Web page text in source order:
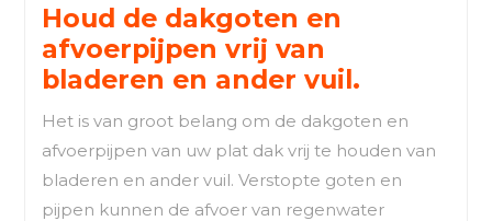
Houd de dakgoten en
afvoerpijpen vrij van
bladeren en ander vuil.
Het is van groot belang om de dakgoten en
afvoerpijpen van uw plat dak vrij te houden van
bladeren en ander vuil. Verstopte goten en
pijpen kunnen de afvoer van regenwater